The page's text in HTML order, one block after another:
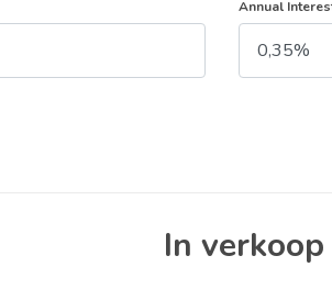
Annual
In